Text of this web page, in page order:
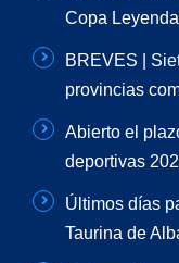
Copa
BREVES |
provincias
Abierto el
deportivas
Últimos días
Taurina de